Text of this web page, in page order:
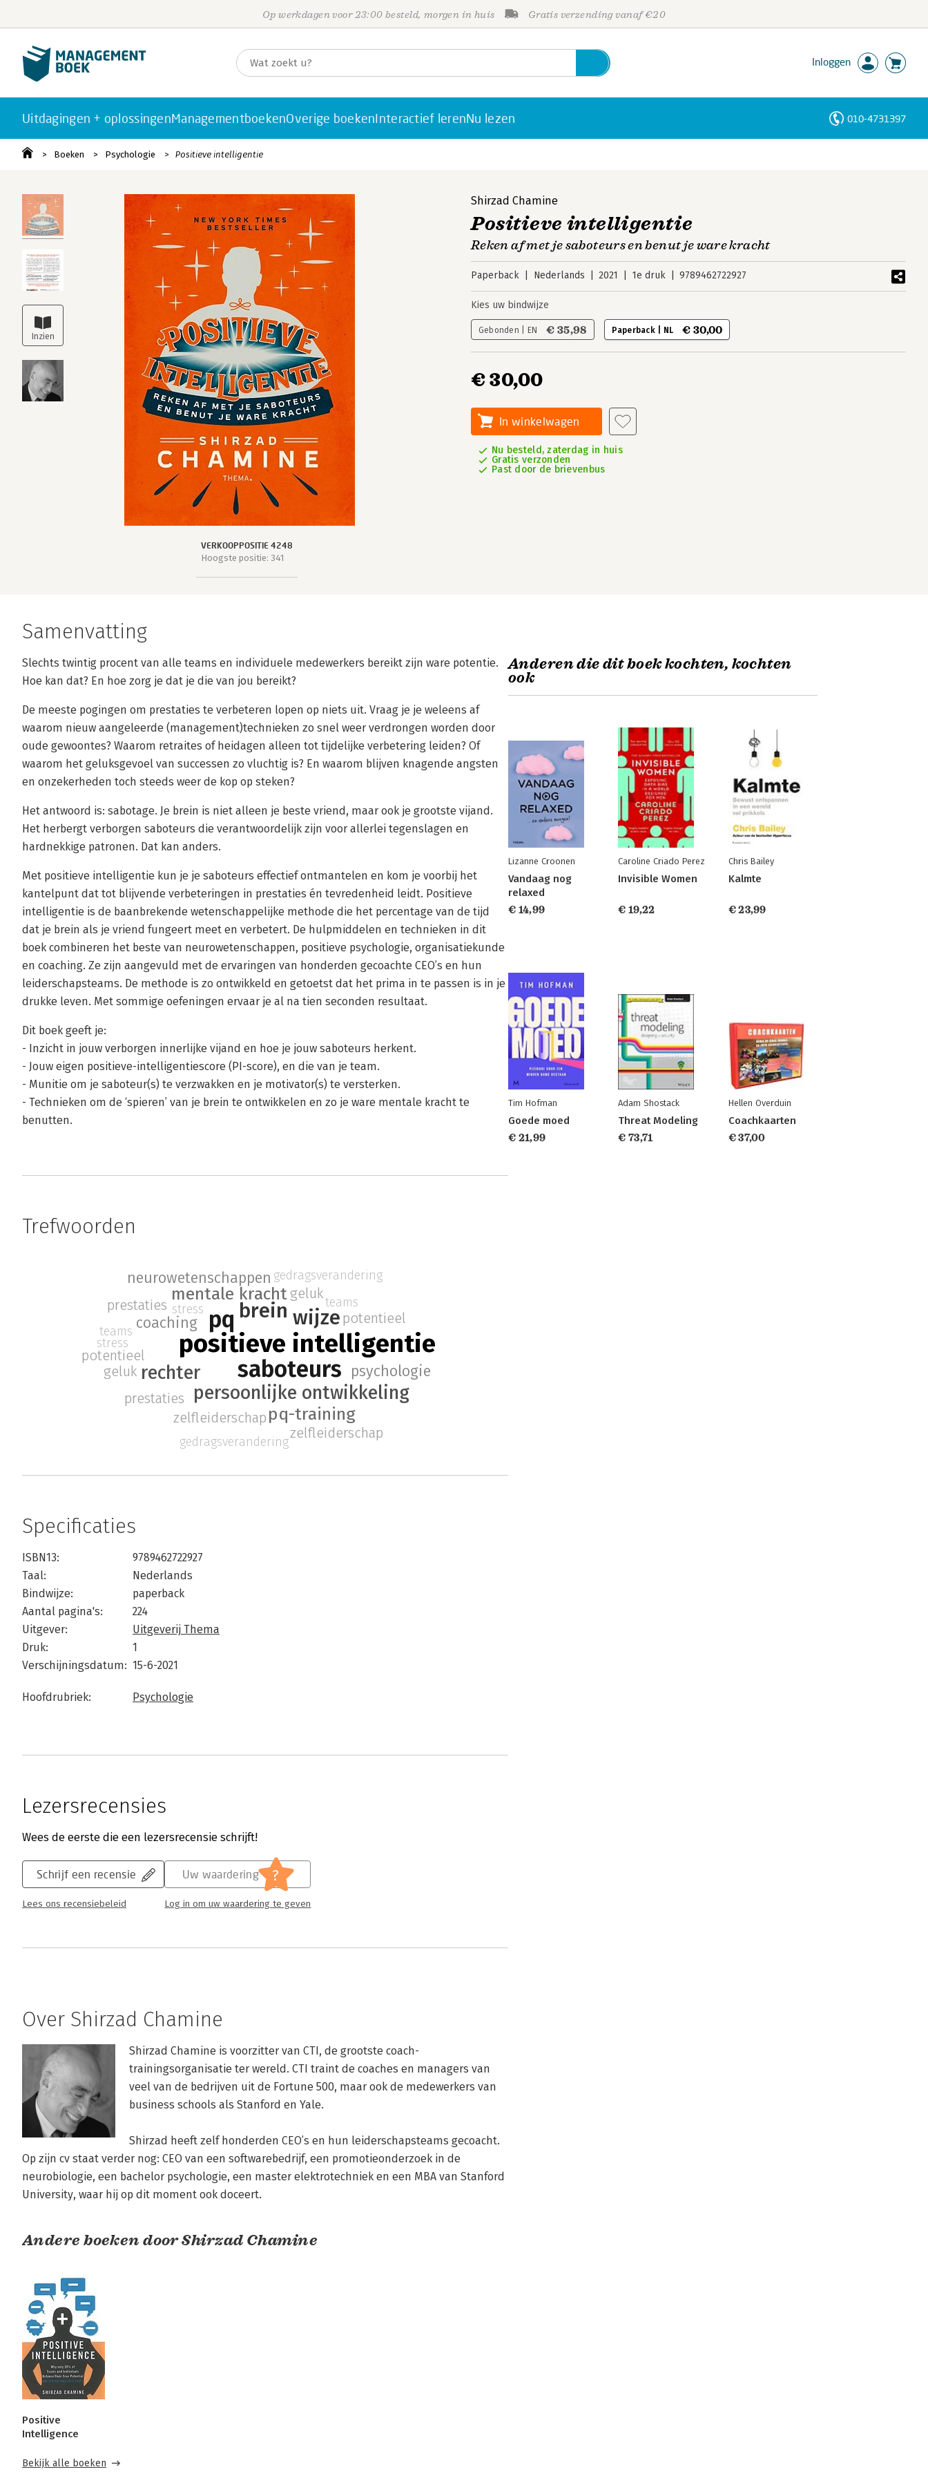
Op werkdagen voor 23:00 besteld, morgen in huis Gratis verzending vanaf €20
Inloggen
Uitdagingen + oplossingenManagementboekenOverige boekenInteractief lerenNu lezen 010-4731397
Boeken Psychologie Positieve intelligentie
VERKOOPPOSITIE 4248
Hoogste positie: 341
Shirzad Chamine
Positieve intelligentie
Reken af met je saboteurs en benut je ware kracht
Paperback Nederlands 2021 1e druk 9789462722927
Kies uw bindwijze
Gebonden | EN € 35,98 Paperback | NL € 30,00
€ 30,00
In winkelwagen
Nu besteld, zaterdag in huis
Gratis verzonden
Past door de brievenbus
Samenvatting
Slechts twintig procent van alle teams en individuele medewerkers bereikt zijn ware potentie.
Hoe kan dat? En hoe zorg je dat je die van jou bereikt?
De meeste pogingen om prestaties te verbeteren lopen op niets uit. Vraag je je weleens af
waarom nieuw aangeleerde (management)technieken zo snel weer verdrongen worden door
oude gewoontes? Waarom retraites of heidagen alleen tot tijdelijke verbetering leiden? Of
waarom het geluksgevoel van successen zo vluchtig is? En waarom blijven knagende angsten
en onzekerheden toch steeds weer de kop op steken?
Het antwoord is: sabotage. Je brein is niet alleen je beste vriend, maar ook je grootste vijand.
Het herbergt verborgen saboteurs die verantwoordelijk zijn voor allerlei tegenslagen en
hardnekkige patronen. Dat kan anders.
Met positieve intelligentie kun je je saboteurs effectief ontmantelen en kom je voorbij het
kantelpunt dat tot blijvende verbeteringen in prestaties én tevredenheid leidt. Positieve
intelligentie is de baanbrekende wetenschappelijke methode die het percentage van de tijd
dat je brein als je vriend fungeert meet en verbetert. De hulpmiddelen en technieken in dit
boek combineren het beste van neurowetenschappen, positieve psychologie, organisatiekunde
en coaching. Ze zijn aangevuld met de ervaringen van honderden gecoachte CEO’s en hun
leiderschapsteams. De methode is zo ontwikkeld en getoetst dat het prima in te passen is in je
drukke leven. Met sommige oefeningen ervaar je al na tien seconden resultaat.
Dit boek geeft je:
- Inzicht in jouw verborgen innerlijke vijand en hoe je jouw saboteurs herkent.
- Jouw eigen positieve-intelligentiescore (PI-score), en die van je team.
- Munitie om je saboteur(s) te verzwakken en je motivator(s) te versterken.
- Technieken om de ‘spieren’ van je brein te ontwikkelen en zo je ware mentale kracht te
benutten.
Trefwoorden
positieve intelligentie
saboteurs
pq brein wijze
persoonlijke ontwikkeling
rechter
mentale kracht
pq-training
psychologie
coaching
neurowetenschappen
geluk
potentieel
stress teams
zelfleiderschap
prestaties
gedragsverandering
geluk
potentieel
stress
teams
zelfleiderschap
prestaties
gedragsverandering
Specificaties
ISBN13:
9789462722927
Taal:
Nederlands
Bindwijze:
paperback
Aantal pagina's:
224
Uitgever:
Uitgeverij Thema
Druk:
1
Verschijningsdatum: 15-6-2021
Hoofdrubriek: Psychologie
Lezersrecensies
Wees de eerste die een lezersrecensie schrijft!
Schrijf een recensie
Lees ons recensiebeleid
Uw waardering ?
Log in om uw waardering te geven
Over Shirzad Chamine
Shirzad Chamine is voorzitter van CTI, de grootste coach-
trainingsorganisatie ter wereld. CTI traint de coaches en managers van
veel van de bedrijven uit de Fortune 500, maar ook de medewerkers van
business schools als Stanford en Yale.
Shirzad heeft zelf honderden CEO’s en hun leiderschapsteams gecoacht.
Op zijn cv staat verder nog: CEO van een softwarebedrijf, een promotieonderzoek in de
neurobiologie, een bachelor psychologie, een master elektrotechniek en een MBA van Stanford
University, waar hij op dit moment ook doceert.
Andere boeken door Shirzad Chamine
Positive
Intelligence
Bekijk alle boeken
Anderen die dit boek kochten, kochten
ook
Lizanne Croonen
Vandaag nog
relaxed
€ 14,99
Caroline Criado Perez
Invisible Women
€ 19,22
Chris Bailey
Kalmte
€ 23,99
Tim Hofman
Goede moed
€ 21,99
Adam Shostack
Threat Modeling
€ 73,71
Hellen Overduin
Coachkaarten
€ 37,00
Personen